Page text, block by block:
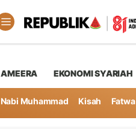
AMEERA EKONOMI SYARIAH
Nabi Muhammad Kisah Fatwa